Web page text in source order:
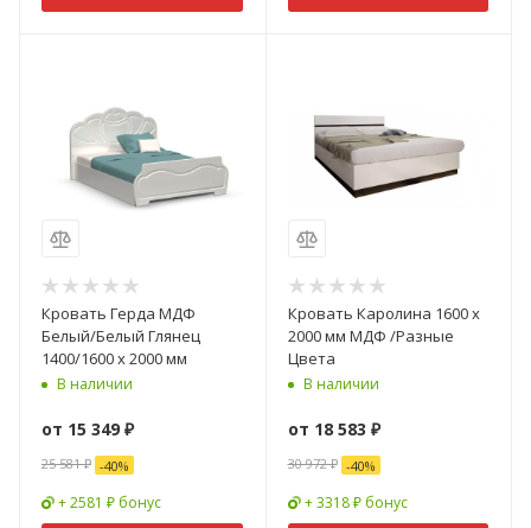
Кровать Герда МДФ
Белый/Белый Глянец
1400/1600 х 2000 мм
В наличии
от 15 349 ₽
25 581 ₽ -40%
+ 2581 ₽ бонус
Кровать Каролина 1600 х
2000 мм МДФ /Разные
Цвета
В наличии
от 18 583 ₽
30 972 ₽ -40%
+ 3318 ₽ бонус